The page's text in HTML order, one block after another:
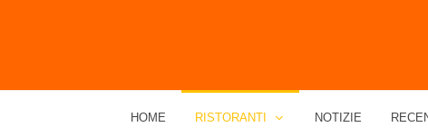
HOME RISTORANTI NOTIZIE